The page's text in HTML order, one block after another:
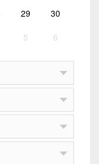
29 30
5 6